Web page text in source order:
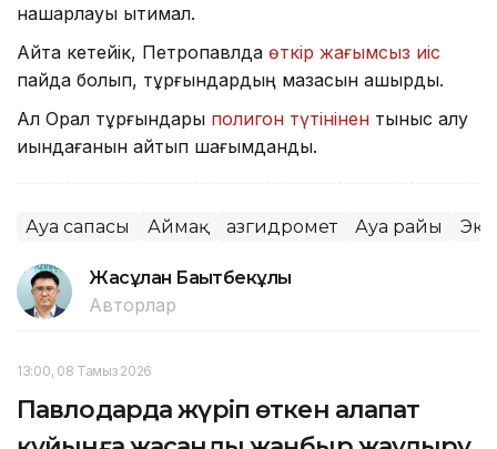
нашарлауы ықтимал.
Айта кетейік, Петропавлда өткір жағымсыз иіс
пайда болып, тұрғындардың мазасын қашырды.
Ал Орал тұрғындары полигон түтінінен тыныс алу
қиындағанын айтып шағымданды.
Ауа сапасы Аймақ Қазгидромет Ауа райы
Жасұлан Бақытбекұлы
Авторлар
13:00, 08 Тамыз 2026
Павлодарда жүріп өткен алапат